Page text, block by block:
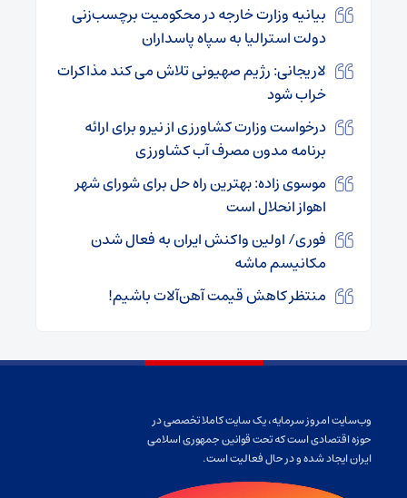
بیانیه وزارت خارجه در محکومیت برچسب‌زنی
دولت استرالیا به سپاه پاسداران
لاریجانی: رژیم صهیونی تلاش می کند مذاکرات
خراب شود
درخواست وزارت کشاورزی از نیرو برای ارائه
برنامه‌ مدون مصرف آب کشاورزی
موسوی زاده: بهترین راه حل برای شورای شهر
اهواز انحلال است
فوری/ اولین واکنش ایران به فعال شدن
مکانیسم ماشه
منتظر کاهش قیمت آهن‌آلات باشیم!
وب‌سایت امروز سرمایه، یک سایت کاملا تخصصی در
حوزه اقتصادی است که تحت قوانین جمهوری اسلامی
ایران ایجاد شده و در حال فعالیت است.